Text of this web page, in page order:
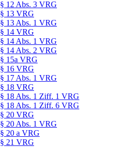
§ 12 Abs. 3 VRG
§ 13 VRG
§ 13 Abs. 1 VRG
§ 14 VRG
§ 14 Abs. 1 VRG
§ 14 Abs. 2 VRG
§ 15a VRG
§ 16 VRG
§ 17 Abs. 1 VRG
§ 18 VRG
§ 18 Abs. 1 Ziff. 1 VRG
§ 18 Abs. 1 Ziff. 6 VRG
§ 20 VRG
§ 20 Abs. 1 VRG
§ 20 a VRG
§ 21 VRG